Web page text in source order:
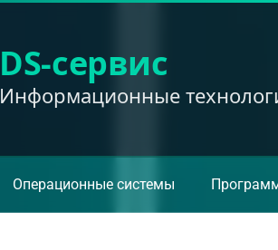
DS-сервис
Информационные
Операционные системы